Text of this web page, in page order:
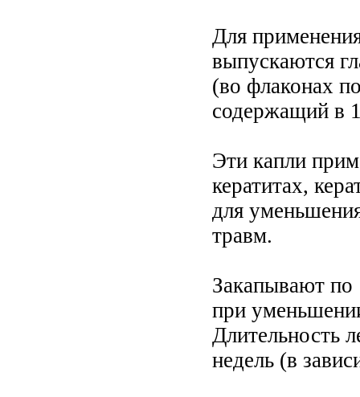
Для
выпускаются
(во флаконах
содержащий в
Эти капли
кератитах,
для
травм.
Закапывают по
при
Длительность
недель (в